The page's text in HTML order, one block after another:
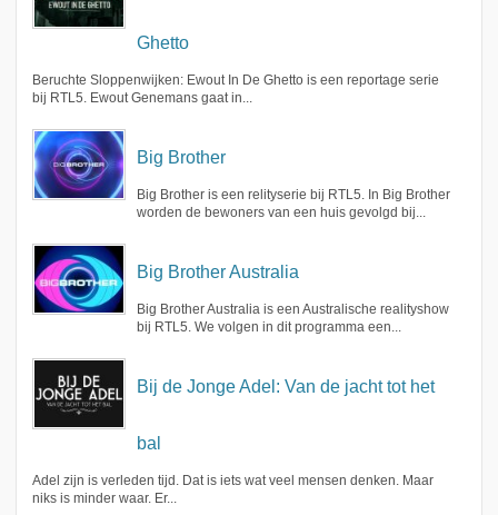
Ghetto
Beruchte Sloppenwijken: Ewout In De Ghetto is een reportage serie
bij RTL5. Ewout Genemans gaat in...
Big Brother
Big Brother is een relityserie bij RTL5. In Big Brother
worden de bewoners van een huis gevolgd bij...
Big Brother Australia
Big Brother Australia is een Australische realityshow
bij RTL5. We volgen in dit programma een...
Bij de Jonge Adel: Van de jacht tot het
bal
Adel zijn is verleden tijd. Dat is iets wat veel mensen denken. Maar
niks is minder waar. Er...